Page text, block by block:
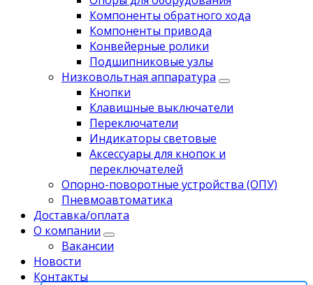
Компоненты обратного хода
Компоненты привода
Koнвейерныe pолики
Подшипниковые узлы
Низковольтная аппаратура
Кнопки
Клавишные выключатели
Переключатели
Индикаторы световые
Аксессуары для кнопок и
переключателей
Опорно-поворотные устройства (ОПУ)
Пневмоавтоматика
Доставка/оплата
О компании
Вакансии
Новости
Контакты